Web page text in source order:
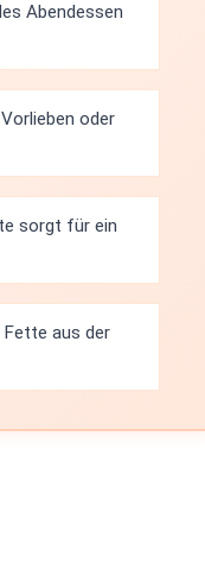
Abendessen
oder
sorgt für ein
Fette aus der